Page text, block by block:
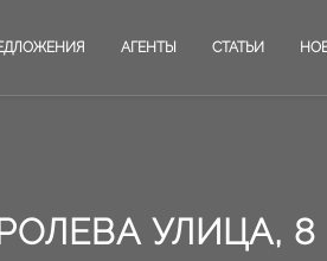
АГЕНТЫ СТАТЬИ
УЛИЦА, 8